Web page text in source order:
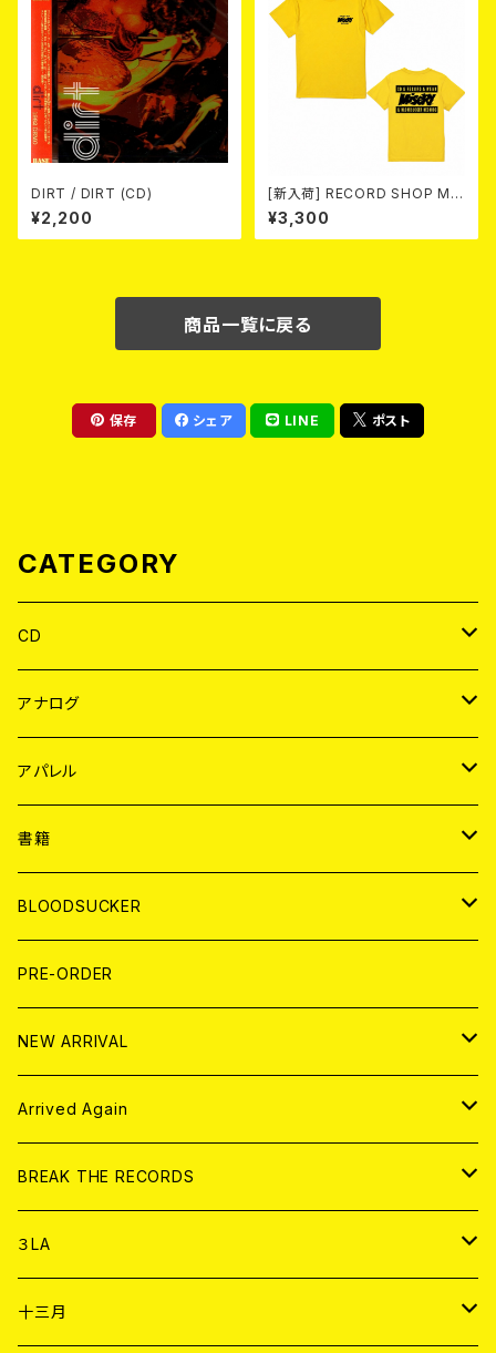
DIRT / DIRT (CD)
¥2,200
[新入荷] RECORD SHOP MIS
ERY / 33th anniversary T-s
hirts (yellow ①)
¥3,300
商品一覧に戻る
保存 シェア LINE ポスト
CATEGORY
CD
JAPAN
WORLD
アナログ
JAPAN
７EP
LP
WORLD
7EP
LP
アパレル
JAPAN
T-shirt
HOOD
WORLD
T-shirt
HOOD
書籍
MAGAZINE
BOLLOCKS
EL ZINE
写真集 (PHOTOBOOK)
BLOODSUCKER
CD
アナログ
アパレル
書籍
DIGITAL CONTENTS
PRE-ORDER
NEW ARRIVAL
CD
アナログ
Arrived Again
CD
アナログ
BREAK THE RECORDS
CD
ANALOG
３LA
CD
十三月